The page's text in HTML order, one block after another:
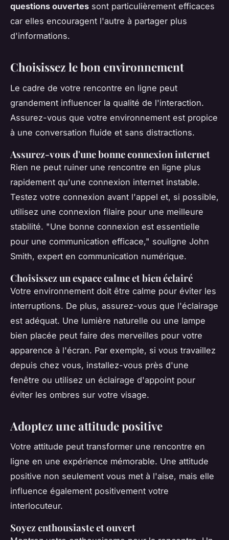
questions ouvertes sont particulièrement efficaces
car elles encouragent l'autre à partager plus
d'informations.
Choisissez le bon environnement
Le cadre de votre rencontre en ligne peut
grandement influencer la qualité de l'interaction.
Assurez-vous que votre environnement est propice
à une conversation fluide et sans distractions.
Assurez-vous d'une bonne connexion internet
Rien ne peut ruiner une rencontre en ligne plus
rapidement qu'une connexion internet instable.
Testez votre connexion avant l'appel et, si possible,
utilisez une connexion filaire pour une meilleure
stabilité. "Une bonne connexion est essentielle
pour une communication efficace," souligne John
Smith, expert en communication numérique.
Choisissez un espace calme et bien éclairé
Votre environnement doit être calme pour éviter les
interruptions. De plus, assurez-vous que l'éclairage
est adéquat. Une lumière naturelle ou une lampe
bien placée peut faire des merveilles pour votre
apparence à l'écran. Par exemple, si vous travaillez
depuis chez vous, installez-vous près d'une
fenêtre ou utilisez un éclairage d'appoint pour
éviter les ombres sur votre visage.
Adoptez une attitude positive
Votre attitude peut transformer une rencontre en
ligne en une expérience mémorable. Une attitude
positive non seulement vous met à l'aise, mais elle
influence également positivement votre
interlocuteur.
Soyez enthousiaste et ouvert